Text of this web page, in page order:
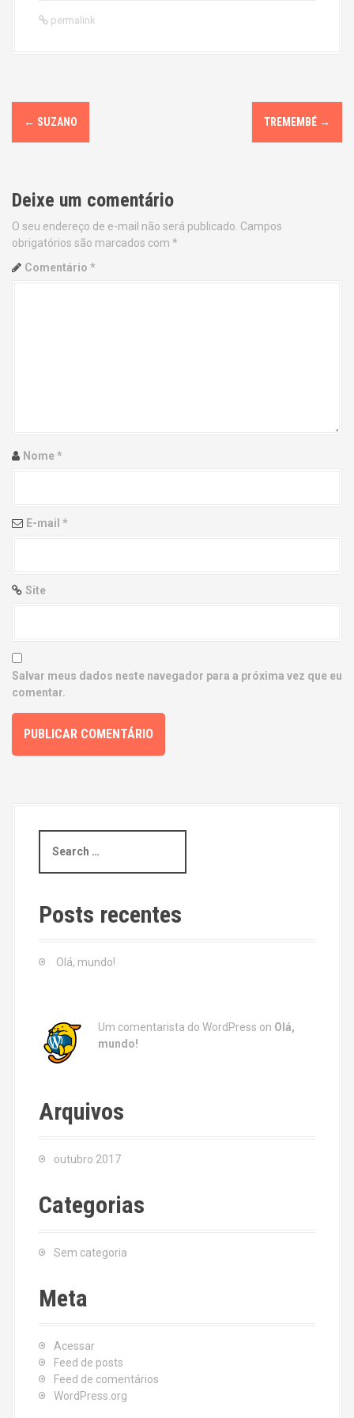
permalink
P
o
t
n
a
i
n
← SUZANO TREMEMBÉ →
Deixe um comentário
O seu endereço de e-mail não será publicado. Campos
obrigatórios são marcados com *
Comentário *
Nome*
E-mail *
Site
Salvar meus dados neste navegador para a próxima vez que eu
comentar.
a
c
h
Posts recentes
Olá, mundo!
Um comentarista do WordPress on Olá,
mundo!
Arquivos
outubro 2017
Categorias
Sem categoria
Meta
Acessar
Feed de posts
Feed de comentários
WordPress.org